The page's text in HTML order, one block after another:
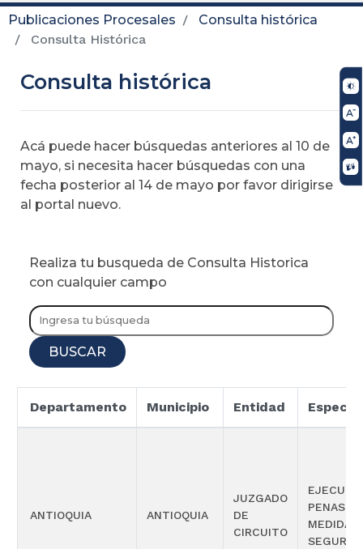
Publicaciones Procesales
Consulta histórica
Consulta Histórica
Consulta histórica
Acá puede hacer búsquedas anteriores al 10 de
mayo, si necesita hacer búsquedas con una
fecha posterior al 14 de mayo por favor dirigirse
al portal nuevo.
Realiza tu busqueda de Consulta Historica
con cualquier campo
BUSCAR
Departamento Municipio Entidad
ANTIOQUIA ANTIOQUIA
JUZGADO
DE
CIRCUITO
PENAS Y
MEDIDAS